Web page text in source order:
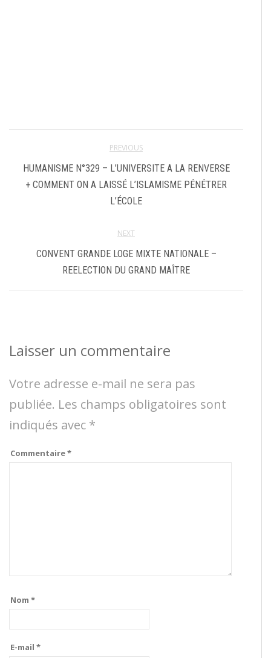
PREVIOUS
HUMANISME N°329 – L’UNIVERSITE A LA RENVERSE
+ COMMENT ON A LAISSÉ L’ISLAMISME PÉNÉTRER
L’ÉCOLE
NEXT
CONVENT GRANDE LOGE MIXTE NATIONALE –
REELECTION DU GRAND MAÎTRE
Laisser un commentaire
Votre adresse e-mail ne sera pas
publiée. Les champs obligatoires sont
indiqués avec *
Commentaire*
Nom *
E-mail *